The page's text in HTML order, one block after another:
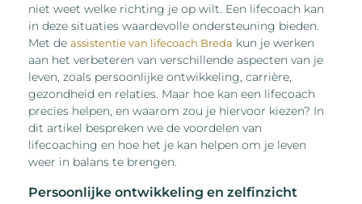
niet weet welke richting je op wilt. Een lifecoach kan
in deze situaties waardevolle ondersteuning bieden.
Met deassistentie van lifecoach Breda kun je werken
aan het verbeteren van verschillende aspecten van je
leven, zoals persoonlijke ontwikkeling, carrière,
gezondheid en relaties. Maar hoe kan een lifecoach
precies helpen, en waarom zou je hiervoor kiezen? In
dit artikel bespreken we de voordelen van
lifecoaching en hoe het je kan helpen om je leven
weer in balans te brengen.
Persoonlijke ontwikkeling en zelfinzicht